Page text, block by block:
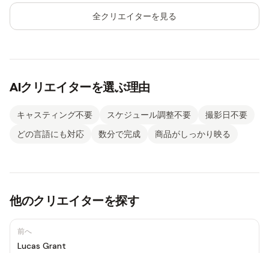
全クリエイターを見る
AIクリエイターを選ぶ理由
キャスティング不要 スケジュール調整不要
撮影日不要
どの言語にも対応
数分で完成 商品がしっかり映る
他のクリエイターを探す
前へ
Lucas Grant